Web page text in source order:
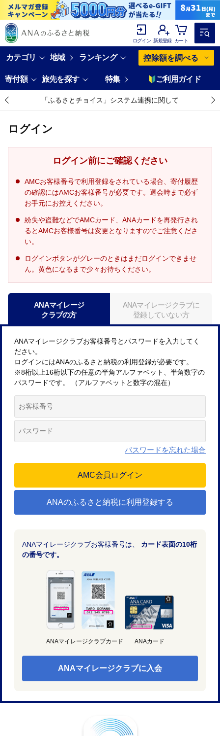
ログイン 新規登録 カート
カテゴリ 地域 ランキング 控除額を調べる
寄付額 旅先を探す 特集 ご利用ガイド
「ふるさとチョイス」システム連携に関して
ログイン
ログイン前にご確認ください
AMCお客様番号で利用登録をされている場合、寄付履歴
の確認にはAMCお客様番号が必要です。退会時まで必ず
お手元にお控えください。
紛失や盗難などでAMCカード、ANAカードを再発行され
るとAMCお客様番号は変更となりますのでご注意くださ
い。
ログインボタンがグレーのときはまだログインできませ
ん。黄色になるまで少々お待ちください。
ANAマイレージ
クラブの方
ANAマイレージクラブに
登録していない方
ANAマイレージクラブお客様番号とパスワードを入力してく
ださい。
ログインにはANAのふるさと納税の利用登録が必要です。
※8桁以上16桁以下の任意の半角アルファベット、半角数字の
パスワードです。 （アルファベットと数字の混在）
パスワードを忘れた場合
ANAのふるさと納税に利用登録する
ANAマイレージクラブお客様番号は、 カード表面の10桁
の番号です。
ANAマイレージクラブカード ANAカード
ANAマイレージクラブに入会